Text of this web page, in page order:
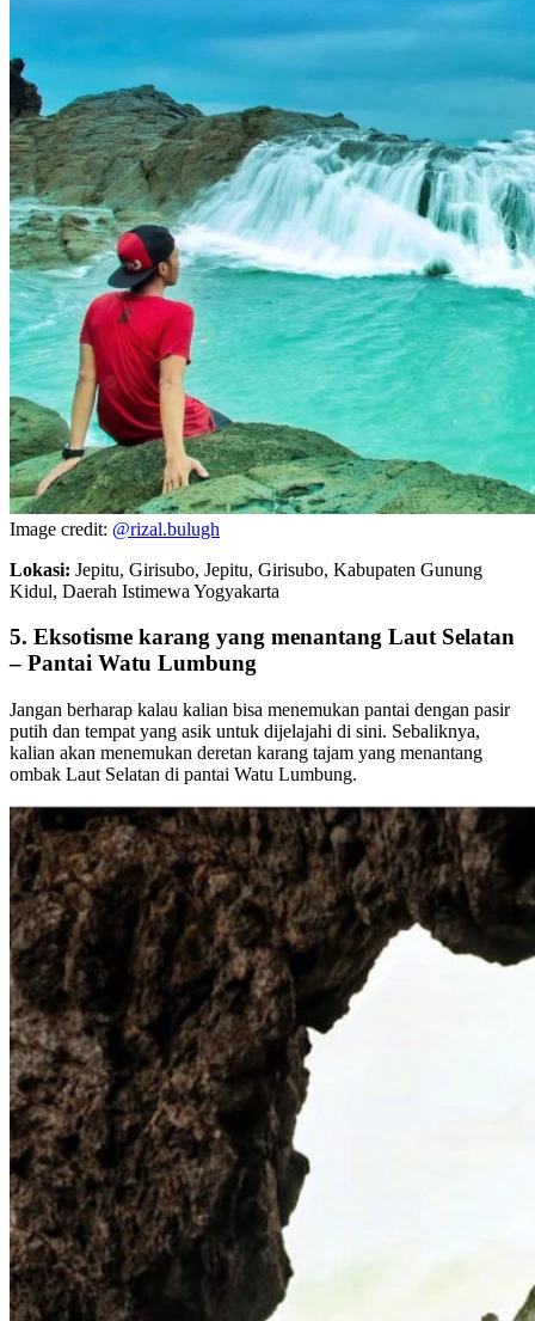
Image credit: @rizal.bulugh
Lokasi: Jepitu, Girisubo, Jepitu, Girisubo, Kabupaten Gunung
Kidul, Daerah Istimewa Yogyakarta
5. Eksotisme karang yang menantang Laut Selatan
– Pantai Watu Lumbung
Jangan berharap kalau kalian bisa menemukan pantai dengan pasir
putih dan tempat yang asik untuk dijelajahi di sini. Sebaliknya,
kalian akan menemukan deretan karang tajam yang menantang
ombak Laut Selatan di pantai Watu Lumbung.